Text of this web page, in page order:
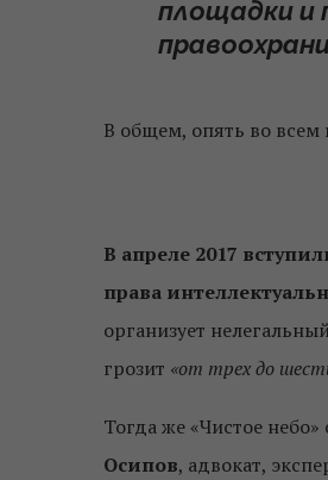
площадки и
В общем, опять во всем
В апреле 2017
права
организует
грозит «от трех до
Тогда же «Чистое
Осипов, адвокат,